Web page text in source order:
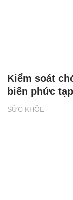
SỨC KHỎE
Kiểm soát
biến phức tạp